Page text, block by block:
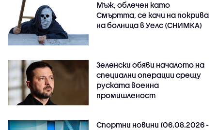
Мъж, облечен като
Смъртта, се качи на покрива
на болница в Уелс (СНИМКА)
Зеленски обяви началото на
специални операции срещу
руската военна
промишленост
Спортни новини (06.08.2026 -